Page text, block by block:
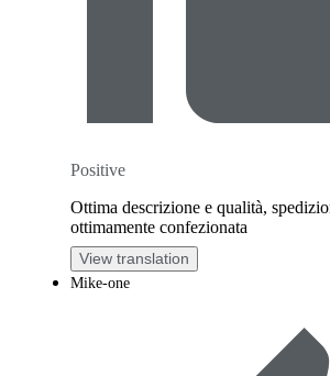
Positive
Ottima descrizione e qualità,
ottimamente confezionata
View translation
Mike-one